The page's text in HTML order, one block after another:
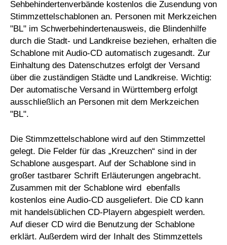
Sehbehindertenverbände kostenlos die Zusendung von
Stimmzettelschablonen an. Personen mit Merkzeichen
"BL" im Schwerbehindertenausweis, die Blindenhilfe
durch die Stadt- und Landkreise beziehen, erhalten die
Schablone mit Audio-CD automatisch zugesandt. Zur
Einhaltung des Datenschutzes erfolgt der Versand
über die zuständigen Städte und Landkreise. Wichtig:
Der automatische Versand in Württemberg erfolgt
ausschließlich an Personen mit dem Merkzeichen
"BL".
Die Stimmzettelschablone wird auf den Stimmzettel
gelegt. Die Felder für das „Kreuzchen“ sind in der
Schablone ausgespart. Auf der Schablone sind in
großer tastbarer Schrift Erläuterungen angebracht.
Zusammen mit der Schablone wird ebenfalls
kostenlos eine Audio-CD ausgeliefert. Die CD kann
mit handelsüblichen CD-Playern abgespielt werden.
Auf dieser CD wird die Benutzung der Schablone
erklärt. Außerdem wird der Inhalt des Stimmzettels